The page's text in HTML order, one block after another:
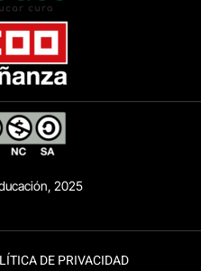
2025
DE PRIVACIDAD